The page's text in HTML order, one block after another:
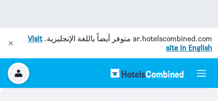
ar.hotelscombined.com متوفر أيضاً باللغة الإنجليزية.Visit
site in English